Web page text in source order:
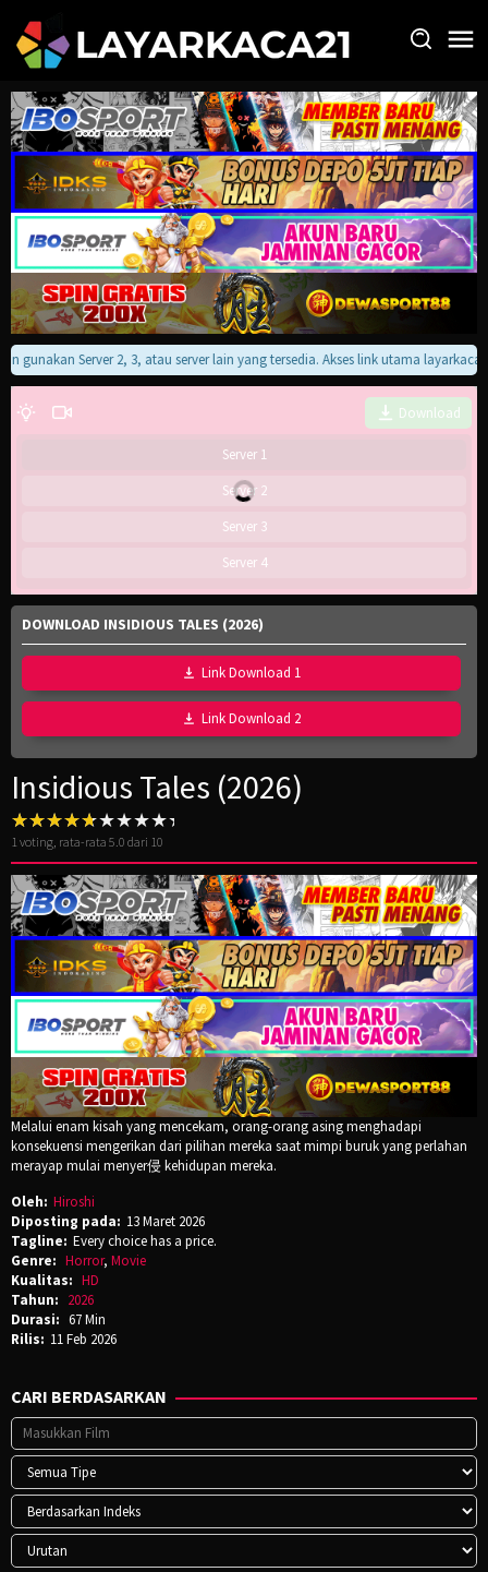
konten
gunakan Server 2, 3, atau server lain yang tersedia. Akses link utama
Download
Server 1
Server 2
Server 3
Server 4
DOWNLOAD INSIDIOUS TALES (2026)
Link Download 1
Link Download 2
Insidious Tales (2026)
1voting, rata-rata 5.0 dari 10
Melalui enam kisah yang mencekam, orang-orang asing menghadapi
konsekuensi mengerikan dari pilihan mereka saat mimpi buruk yang perlahan
merayap mulai menyer侵 kehidupan mereka.
Oleh: Hiroshi
Diposting pada: 13 Maret 2026
Tagline: Every choice has a price.
Genre: Horror, Movie
Kualitas: HD
Tahun: 2026
Durasi: 67 Min
Rilis: 11 Feb 2026
CARI BERDASARKAN